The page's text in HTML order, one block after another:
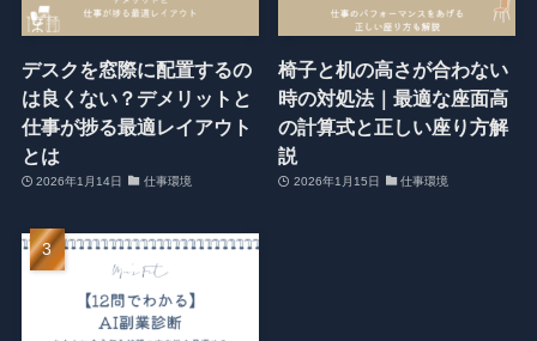
デスクを窓際に配置するの
は良くない？デメリットと
仕事が捗る最適レイアウト
とは
2026年1月14日 仕事環境
椅子と机の高さが合わない
時の対処法｜最適な座面高
の計算式と正しい座り方解
説
2026年1月15日 仕事環境